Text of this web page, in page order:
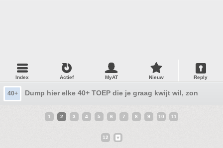
Index Actief MyAT Nieuw Reply
40+ Dump hier elke 40+ TOEP die je graag kwijt wil, zonder
1 2 3 4 5 6 7 8 9 10 11
12